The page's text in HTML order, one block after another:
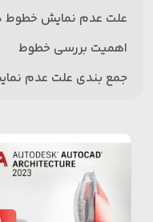
علت عدم نمایش خطوط
اهمیت بررسی خطوط
جمع بندی علت عدم